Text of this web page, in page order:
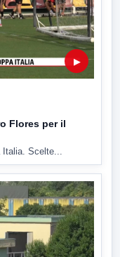
▶
Flores per il
Italia. Scelte...